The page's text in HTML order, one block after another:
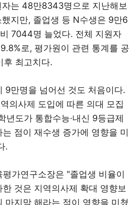
는 48만8343명으로 지난해보
지만, 졸업생 등 N수생은 9만6
7044명 늘었다. 전체 지원자
로, 평가원이 관련 통계를 공
후 최고치다.
9만명을 넘어선 것도 처음이다.
의사제 도입에 따른 의대 모집
년도가 통합수능·내신 9등급제
점이 재수생 증가에 영향을 미
.
가연구소장은 "졸업생 비율이
것은 지역의사제 확대 영향보
마지막 해라는 점이 영향을 미쳤